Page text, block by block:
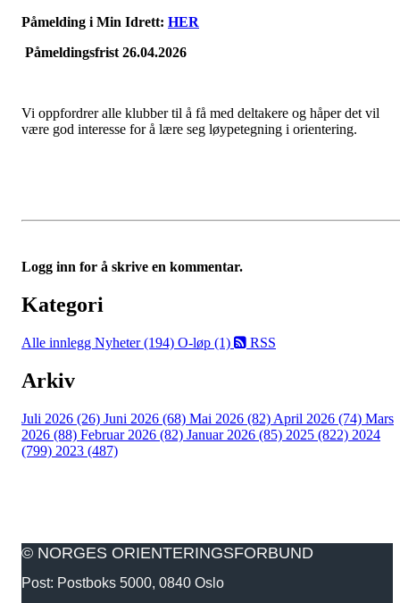
Påmelding i Min Idrett: HER
Påmeldingsfrist 26.04.2026
Vi oppfordrer alle klubber til å få med deltakere og håper det vil
være god interesse for å lære seg løypetegning i orientering.
Logg inn for å skrive en kommentar.
Kategori
Alle innlegg Nyheter (194) O-løp (1) RSS
Arkiv
Juli 2026 (26) Juni 2026 (68) Mai 2026 (82) April 2026 (74) Mars
2026 (88) Februar 2026 (82) Januar 2026 (85) 2025 (822) 2024
(799) 2023 (487)
© NORGES ORIENTERINGSFORBUND
Post: Postboks 5000, 0840 Oslo